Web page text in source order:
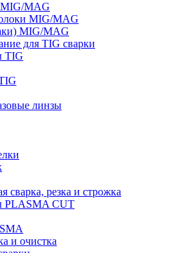
MAG
MIG/MAG
MIG/MAG
для TIG сварки
TIG
линзы
сварка, резка и строжка
PLASMA CUT
и очистка